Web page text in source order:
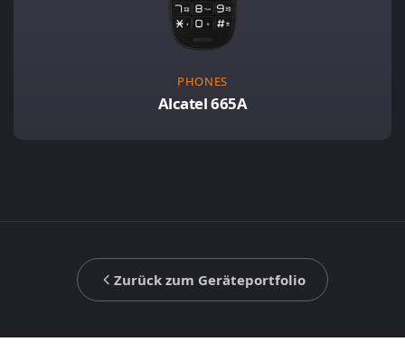
PHONES
Alcatel 665A
Zurück zum Geräteportfolio